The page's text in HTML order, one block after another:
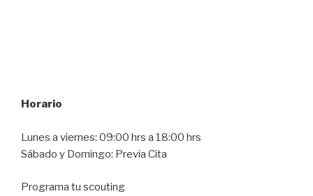
Horario
Lunes a viernes: 09:00 hrs a 18:00 hrs
Sábado y Domingo: Previa Cita
Programa tu scouting